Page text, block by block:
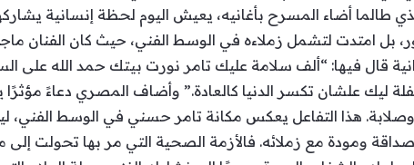
الذي طالما أضاء المسرح بأغانيه، يعيش اليوم لحظة إنسانية
بل امتدت لتشمل زملاءه في الوسط الفني، حيث كان الفنان
قال فيها: “ألف سلامة عليك تامر نورت بيتك حمد الله على
ليك علشان تكسر الدنيا كالعادة.” وأضاف المصري دعاءً مؤثرًا
وصلابة. هذا التفاعل يعكس مكانة تامر حسني في الوسط
ومودة مع زملائه. فالأزمة الصحية التي مر بها تحولت